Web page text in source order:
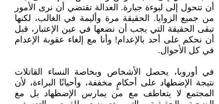
أن تتحول إلى لبوءة جبارة. العدالة تقتضي أن نرى الأمور
من جميع الزوايا. الحقيقة مرة وأليمة في الغالب، لكنها
تبقى الحقيقة التي يجب أن نضعها في عين الإعتبار، قبل
أن نحكم على أحد بالإعدام! وأنا مع إلغاء عقوبة الإعدام
في كل الأحوال.
في أوروبا، يحصل الأشخاص وبخاصة النساء القاتلات
نتيجة الإضطهاد على أحكامٍ مخففة، وأحيانًا البراءة، لأن
المجتمع لا يتعاطف مع من يمارس الإضطهاد بل مع